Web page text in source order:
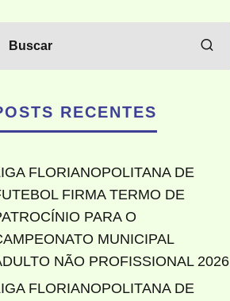
RECENTES
FLORIANOPOLITANA DE
FIRMA TERMO DE
PARA O
MUNICIPAL
NÃO PROFISSIONAL 2026
FLORIANOPOLITANA DE